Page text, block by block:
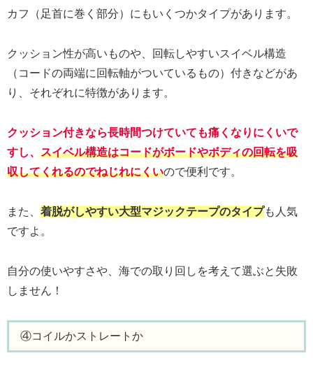
カフ（足首に巻く部分）にもいくつかタイプがあります。
クッション性が高いものや、回転しやすいスイベル構造
（コードの両端に回転軸がついているもの）付きなどがあ
り、それぞれに特徴があります。
クッション付きなら長時間つけていても痛くなりにくいで
すし、 スイベル構造はコードがボードやボディの回転を吸
収してくれるのでねじれにくいので便利です。
また、 着脱がしやすい大型マジックテープのタイプも人気
ですよ。
自分の使いやすさや、海での取り回しを考えて選ぶと失敗
しません！
④コイルかストレートか